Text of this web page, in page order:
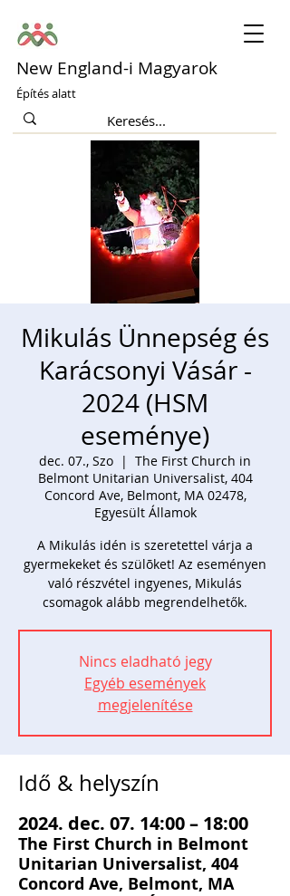
New England-i Magyarok
Építés alatt
Mikulás Ünnepség és
Karácsonyi Vásár -
2024 (HSM
eseménye)
dec. 07., Szo
  |
The First Church in
Belmont Unitarian Universalist, 404
Concord Ave, Belmont, MA 02478,
Egyesült Államok
A Mikulás idén is szeretettel várja a
gyermekeket és szülõket! Az eseményen
való részvétel ingyenes, Mikulás
csomagok alább megrendelhetők.
Nincs eladható jegy
Egyéb események
megjelenítése
Idő & helyszín
2024. dec. 07. 14:00 – 18:00
The First Church in Belmont
Unitarian Universalist, 404
Concord Ave, Belmont, MA